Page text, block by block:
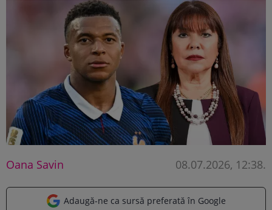
Oana Savin 08.07.2026, 12:38.
Adaugă-ne ca sursă preferată în Google